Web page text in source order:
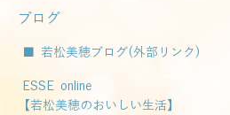
ブログ
■ 若松美穂ブログ(外部リンク)
ESSE online
【若松美穂のおいしい生活】